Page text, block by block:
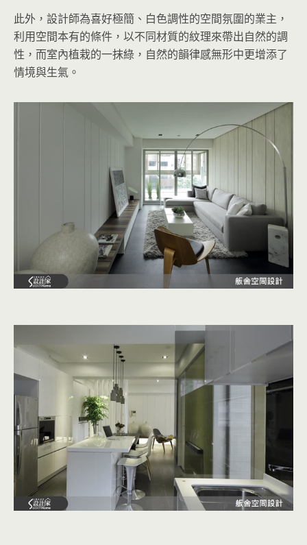
此外，設計師為喜好極簡、白色調性的空間氛圍的業主，
利用空間本有的條件，以不同材質的紋理來帶出自然的調
性，而室內植栽的一抹綠，自然的韻律感無形中更增添了
情境與生氣。